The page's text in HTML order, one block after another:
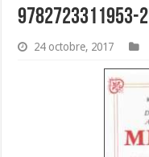
9782723311953-2
24 octobre, 2017